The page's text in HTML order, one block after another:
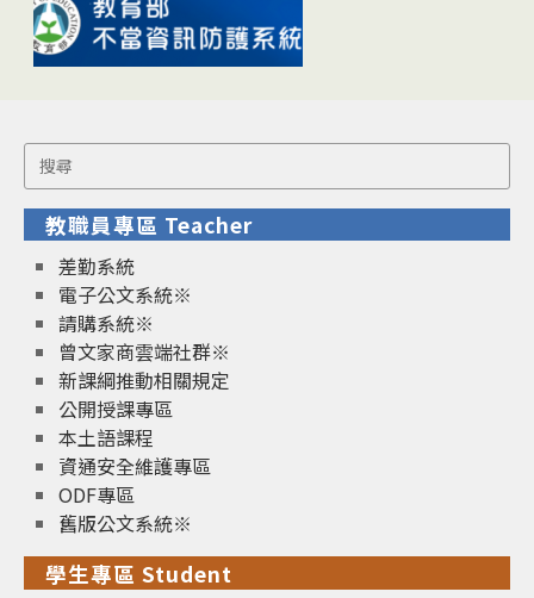
Search
for:
教職員專區 Teacher
差勤系統
電子公文系統※
請購系統※
曾文家商雲端社群※
新課綱推動相關規定
公開授課專區
本土語課程
資通安全維護專區
ODF專區
舊版公文系統※
學生專區 Student